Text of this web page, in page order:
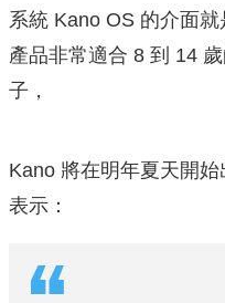
系統 Kano OS 的介面
產品非常適合 8 到 14
子，
Kano 將在明年夏天開
表示：